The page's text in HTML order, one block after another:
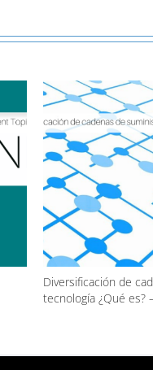
Diversificación de
tecnología ¿Qué es?